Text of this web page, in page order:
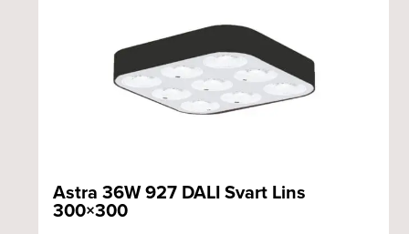
Astra 36W 927 DALI Svart Lins
300×300